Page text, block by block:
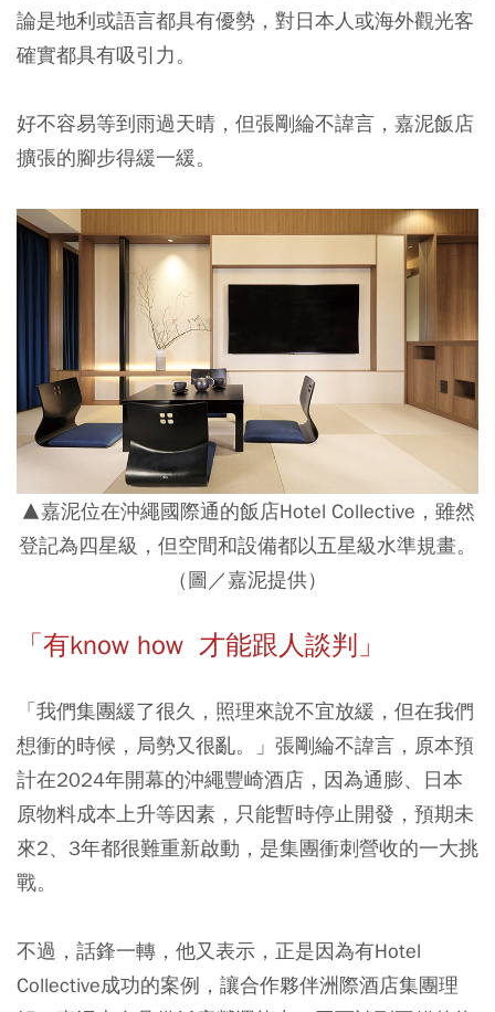
論是地利或語言都具有優勢，對日本人或海外觀光客
確實都具有吸引力。
好不容易等到雨過天晴，但張剛綸不諱言，嘉泥飯店
擴張的腳步得緩一緩。
▲嘉泥位在沖繩國際通的飯店Hotel Collective，雖然
登記為四星級，但空間和設備都以五星級水準規畫。
（圖／嘉泥提供）
「有know how 才能跟人談判」
「我們集團緩了很久，照理來說不宜放緩，但在我們
想衝的時候，局勢又很亂。」張剛綸不諱言，原本預
計在2024年開幕的沖繩豐崎酒店，因為通膨、日本
原物料成本上升等因素，只能暫時停止開發，預期未
來2、3年都很難重新啟動，是集團衝刺營收的一大挑
戰。
不過，話鋒一轉，他又表示，正是因為有Hotel
Collective成功的案例，讓合作夥伴洲際酒店集團理